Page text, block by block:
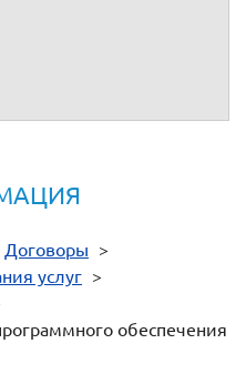
Договоры >
услуг >
обеспечения